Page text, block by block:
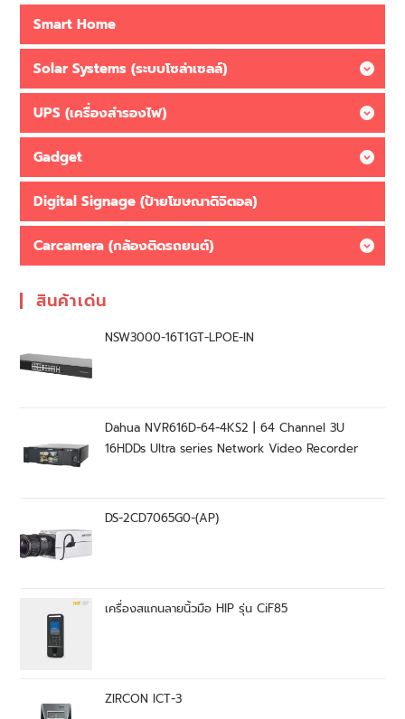
Smart Home
Solar Systems (ระบบโซล่าเซลล์)
UPS (เครื่องสำรองไฟ)
Gadget
Digital Signage (ป้ายโฆษณาดิจิตอล)
Carcamera (กล้องติดรถยนต์)
สินค้าเด่น
NSW3000-16T1GT-LPOE-IN
Dahua NVR616D-64-4KS2 | 64 Channel 3U
16HDDs Ultra series Network Video Recorder
DS-2CD7065G0-(AP)
เครื่องสแกนลายนิ้วมือ HIP รุ่น CiF85
ZIRCON ICT-3